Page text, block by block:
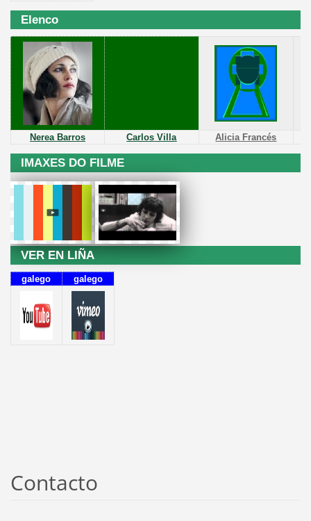
Elenco
Nerea Barros Carlos Villa Alicia Francés
IMAXES DO FILME
VER EN LIÑA
galego galego
Contacto